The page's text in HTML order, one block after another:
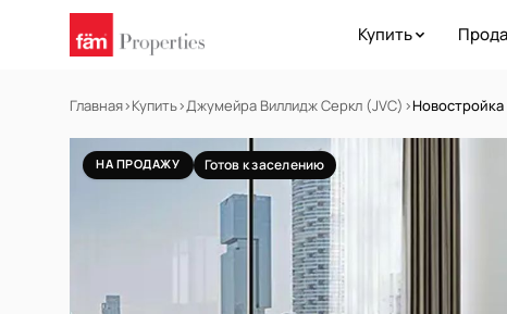
Купить
Главная›Купить›Джумейра Виллидж Серкл (JVC) ›
НА ПРОДАЖУ Готов к заселению